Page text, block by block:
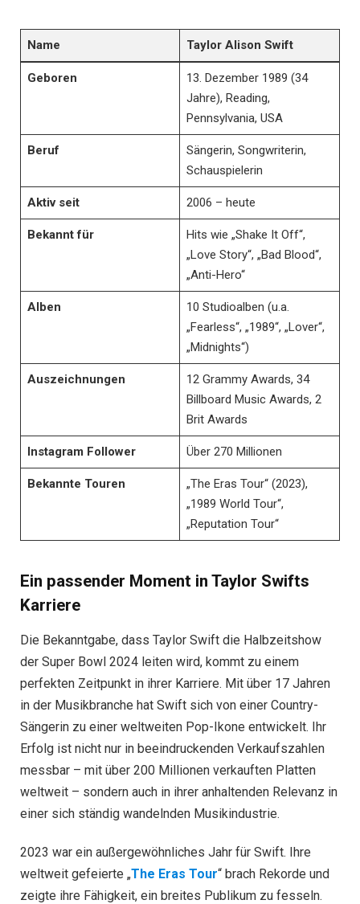
Name Taylor Alison Swift
Geboren
13. Dezember 1989 (34
Jahre), Reading,
Pennsylvania, USA
Beruf
Sängerin, Songwriterin,
Schauspielerin
Aktiv seit 2006 – heute
Bekannt für
Hits wie „Shake It Off“,
„Love Story“, „Bad Blood“,
„Anti-Hero“
Alben
10 Studioalben (u.a.
„Fearless“, „1989“, „Lover“,
„Midnights“)
Auszeichnungen
12 Grammy Awards, 34
Billboard Music Awards, 2
Brit Awards
Instagram Follower Über 270 Millionen
Bekannte Touren
„The Eras Tour“ (2023),
„1989 World Tour“,
„Reputation Tour“
Ein passender Moment in Taylor Swifts
Karriere
Die Bekanntgabe, dass Taylor Swift die Halbzeitshow
der Super Bowl 2024 leiten wird, kommt zu einem
perfekten Zeitpunkt in ihrer Karriere. Mit über 17 Jahren
in der Musikbranche hat Swift sich von einer Country-
Sängerin zu einer weltweiten Pop-Ikone entwickelt. Ihr
Erfolg ist nicht nur in beeindruckenden Verkaufszahlen
messbar – mit über 200 Millionen verkauften Platten
weltweit – sondern auch in ihrer anhaltenden Relevanz in
einer sich ständig wandelnden Musikindustrie.
2023 war ein außergewöhnliches Jahr für Swift. Ihre
weltweit gefeierte „The Eras Tour“ brach Rekorde und
zeigte ihre Fähigkeit, ein breites Publikum zu fesseln.